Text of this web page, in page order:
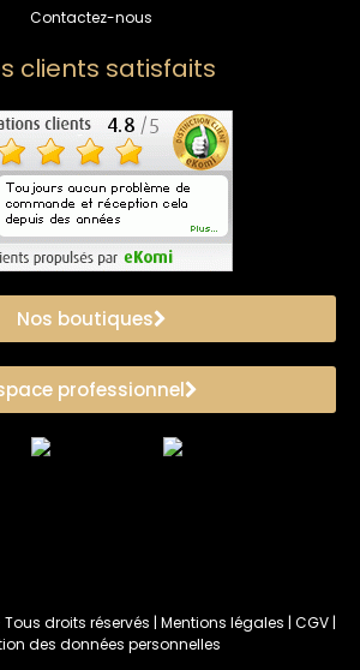
Contactez-nous
clients satisfaits
Nos boutiques
professionnel
droits réservés | Mentions légales | CGV |
des données personnelles